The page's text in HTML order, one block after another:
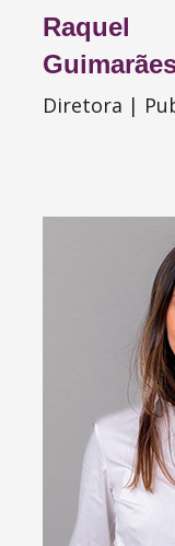
Raquel
Diretora |